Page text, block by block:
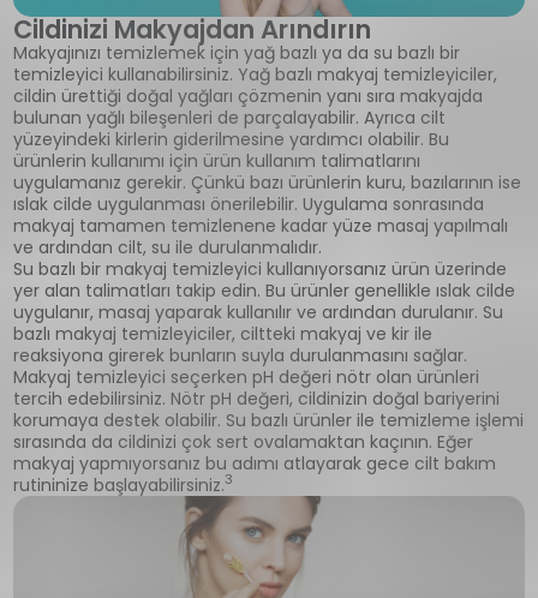
Cildinizi Makyajdan Arındırın
Makyajınızı temizlemek için yağ bazlı ya da su bazlı bir
temizleyici kullanabilirsiniz. Yağ bazlı makyaj temizleyiciler,
cildin ürettiği doğal yağları çözmenin yanı sıra makyajda
bulunan yağlı bileşenleri de parçalayabilir. Ayrıca cilt
yüzeyindeki kirlerin giderilmesine yardımcı olabilir. Bu
ürünlerin kullanımı için ürün kullanım talimatlarını
uygulamanız gerekir. Çünkü bazı ürünlerin kuru, bazılarının ise
ıslak cilde uygulanması önerilebilir. Uygulama sonrasında
makyaj tamamen temizlenene kadar yüze masaj yapılmalı
ve ardından cilt, su ile durulanmalıdır.
Su bazlı bir makyaj temizleyici kullanıyorsanız ürün üzerinde
yer alan talimatları takip edin. Bu ürünler genellikle ıslak cilde
uygulanır, masaj yaparak kullanılır ve ardından durulanır. Su
bazlı makyaj temizleyiciler, ciltteki makyaj ve kir ile
reaksiyona girerek bunların suyla durulanmasını sağlar.
Makyaj temizleyici seçerken pH değeri nötr olan ürünleri
tercih edebilirsiniz. Nötr pH değeri, cildinizin doğal bariyerini
korumaya destek olabilir. Su bazlı ürünler ile temizleme işlemi
sırasında da cildinizi çok sert ovalamaktan kaçının. Eğer
makyaj yapmıyorsanız bu adımı atlayarak gece cilt bakım
rutininize başlayabilirsiniz.3